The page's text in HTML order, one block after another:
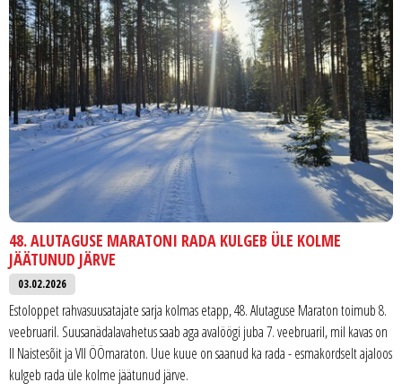
48. ALUTAGUSE MARATONI RADA KULGEB ÜLE KOLME
JÄÄTUNUD JÄRVE
03.02.2026
Estoloppet rahvasuusatajate sarja kolmas etapp, 48. Alutaguse Maraton toimub 8.
veebruaril. Suusanädalavahetus saab aga avalöögi juba 7. veebruaril, mil kavas on
II Naistesõit ja VII ÖÖmaraton. Uue kuue on saanud ka rada - esmakordselt ajaloos
kulgeb rada üle kolme jäätunud järve.